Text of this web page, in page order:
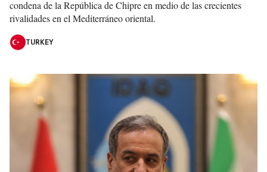
condena de la República de Chipre en medio de las crecientes
rivalidades en el Mediterráneo oriental.
TURKEY